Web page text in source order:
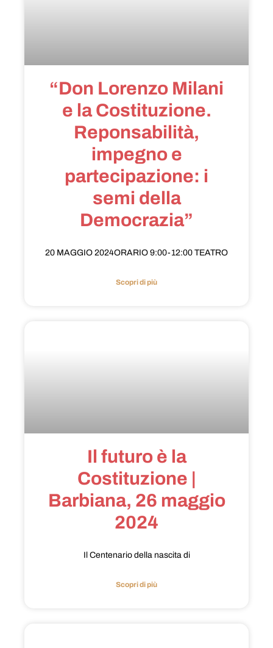
“Don Lorenzo Milani
e la Costituzione.
Reponsabilità,
impegno e
partecipazione: i
semi della
Democrazia”
20 MAGGIO 2024ORARIO 9:00-12:00 TEATRO
Scopri di più
Il futuro è la
Costituzione |
Barbiana, 26 maggio
2024
Il Centenario della nascita di
Scopri di più